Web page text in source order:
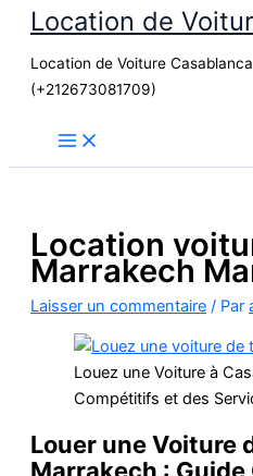
contenu
Location de
Location de Voiture
(+212673081709)
Location
Marrakech
Laisser un commentaire / Par
Louez une Voiture à
Compétitifs et des
Louer une Voiture